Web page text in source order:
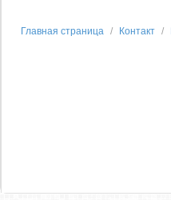
Главная страница Контакт